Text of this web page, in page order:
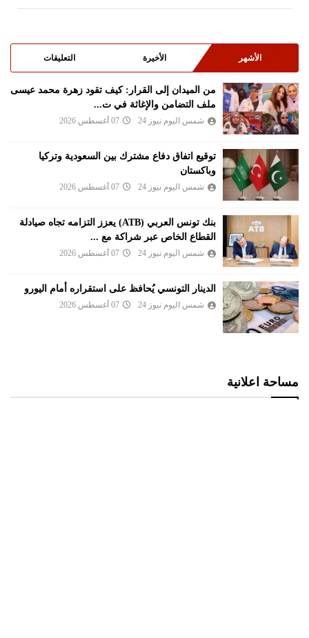
الأشهر الأخيرة التعليقات
من الميدان إلى القرار: كيف تقود زهرة محمد عيسى
ملف التضامن والإغاثة في ت...
شمس اليوم نيوز 24 07 أغسطس 2026
توقيع اتفاق دفاع مشترك بين السعودية وتركيا
وباكستان
شمس اليوم نيوز 24 07 أغسطس 2026
بنك تونس العربي (ATB) يعزز التزامه تجاه صيادلة
القطاع الخاص عبر شراكة مع ...
شمس اليوم نيوز 24 07 أغسطس 2026
الدينار التونسي يُحافظ على استقراره أمام اليورو
شمس اليوم نيوز 24 07 أغسطس 2026
مساحة اعلانية